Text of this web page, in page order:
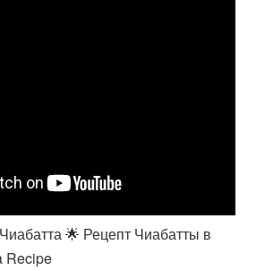
🌟 Рецепт Чиабатты в
Recipe